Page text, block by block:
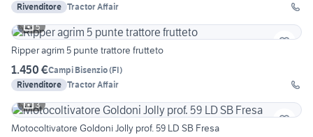
Rivenditore Tractor Affair
5
Ripper agrim 5 punte trattore frutteto
1.450 €Campi Bisenzio(FI)
Rivenditore Tractor Affair
3
Motocoltivatore Goldoni Jolly prof. 59 LD SB Fresa